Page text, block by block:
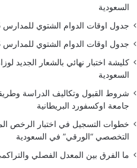
السعودية
جدول اوقات الدوام الشتوي للمدارس 1445 الدمام
جدول اوقات الدوام الشتوي للمدارس 1445 حائل
كليشة اختبار نهائي بالشعار الجديد
السعودية
شروط القبول وتكاليف الدراسة
جامعة اوكسفورد البريطانية
خطوات التسجيل في اختبار الرخص
التخصصي “الورقي” في السعودية
ما الفرق بين المعدل الفصلي